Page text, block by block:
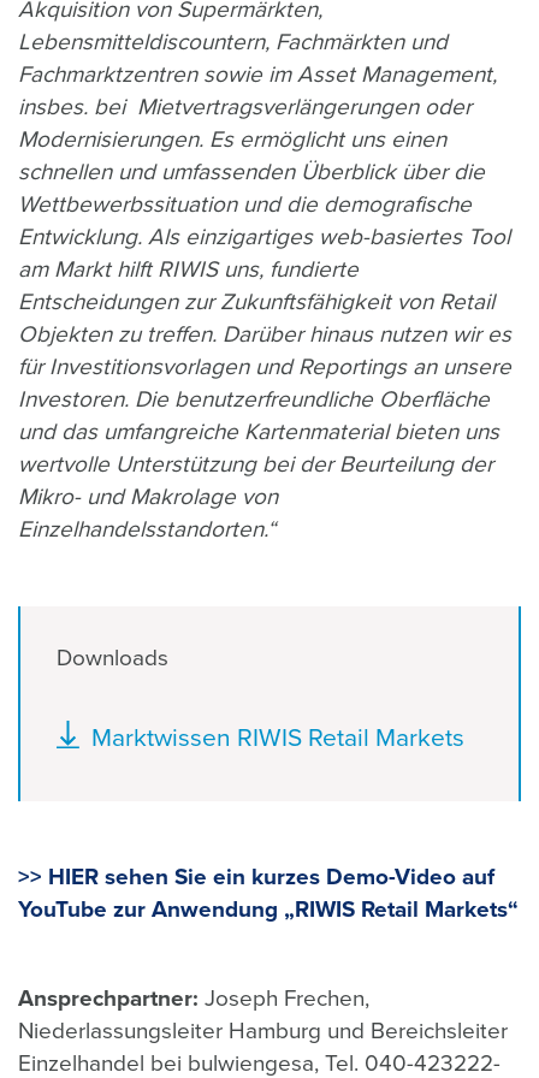
Akquisition von Supermärkten,
Lebensmitteldiscountern, Fachmärkten und
Fachmarktzentren sowie im Asset Management,
insbes. bei Mietvertragsverlängerungen oder
Modernisierungen. Es ermöglicht uns einen
schnellen und umfassenden Überblick über die
Wettbewerbssituation und die demografische
Entwicklung. Als einzigartiges web-basiertes Tool
am Markt hilft RIWIS uns, fundierte
Entscheidungen zur Zukunftsfähigkeit von Retail
Objekten zu treffen. Darüber hinaus nutzen wir es
für Investitionsvorlagen und Reportings an unsere
Investoren. Die benutzerfreundliche Oberfläche
und das umfangreiche Kartenmaterial bieten uns
wertvolle Unterstützung bei der Beurteilung der
Mikro- und Makrolage von
Einzelhandelsstandorten.“
Downloads
Document
Marktwissen RIWIS Retail Markets
>> HIER sehen Sie ein kurzes Demo-Video auf
YouTube zur Anwendung „RIWIS Retail Markets“
Ansprechpartner: Joseph Frechen,
Niederlassungsleiter Hamburg und Bereichsleiter
Einzelhandel bei bulwiengesa, Tel. 040-423222-